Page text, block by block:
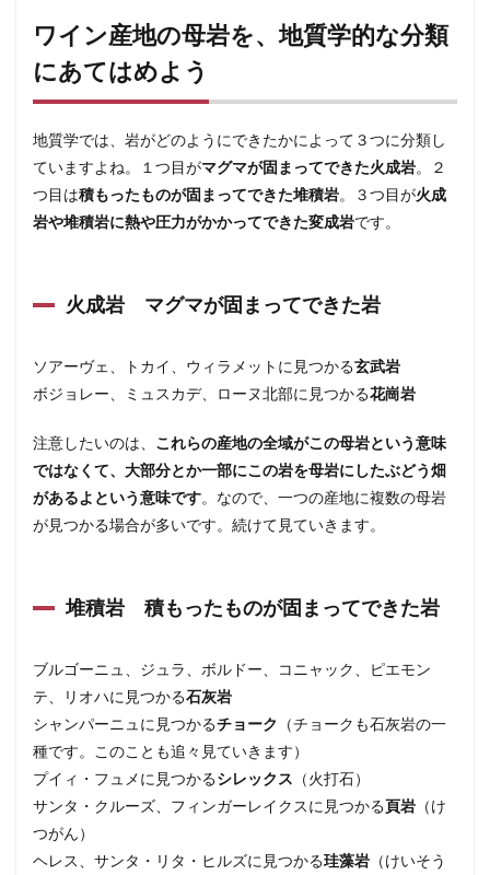
地の
母岩
を、
地質
学的
類に
あて
よう
マグ
マが
って
でき
た岩
堆積
岩
積も
もの
きた
1.3
変成
岩
火成
岩や
岩に
強い
熱や
圧力
がか
ワイン産地の母岩を、地質学的な分類
にあてはめよう
地質学では、岩がどのようにできたかによって３つに分類し
ていますよね。１つ目がマグマが固まってできた火成岩。２
つ目は積もったものが固まってできた堆積岩。３つ目が火成
岩や堆積岩に熱や圧力がかかってできた変成岩です。
火成岩 マグマが固まってできた岩
ソアーヴェ、トカイ、ウィラメットに見つかる玄武岩
ボジョレー、ミュスカデ、ローヌ北部に見つかる花崗岩
注意したいのは、 これらの産地の全域がこの母岩という意味
ではなくて、大部分とか一部にこの岩を母岩にしたぶどう畑
があるよという意味です。なので、一つの産地に複数の母岩
が見つかる場合が多いです。続けて見ていきます。
堆積岩 積もったものが固まってできた岩
ブルゴーニュ、ジュラ、ボルドー、コニャック、ピエモン
テ、リオハに見つかる石灰岩
シャンパーニュに見つかるチョーク
（チョークも石灰岩の一
種です。このことも追々見ていきます）
プイィ・フュメに見つかるシレックス （火打石）
サンタ・クルーズ、フィンガーレイクスに見つかる頁岩 （け
つがん）
ヘレス、サンタ・リタ・ヒルズに見つかる珪藻岩 （けいそう